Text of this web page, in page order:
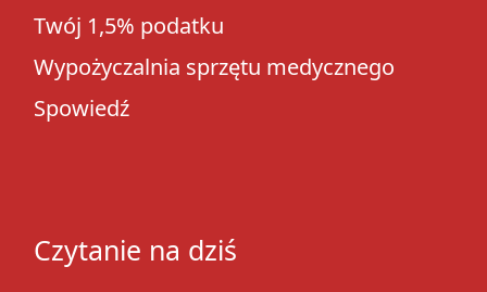
Twój 1,5% podatku
Wypożyczalnia sprzętu medycznego
Spowiedź
Czytanie na dziś